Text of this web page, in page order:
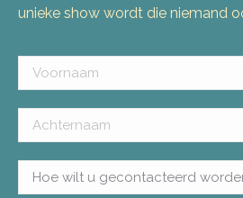
unieke show wordt die niemand